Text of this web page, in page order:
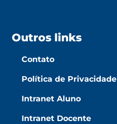
Outros links
Contato
Política de Privacidade
Intranet Aluno
Intranet Docente